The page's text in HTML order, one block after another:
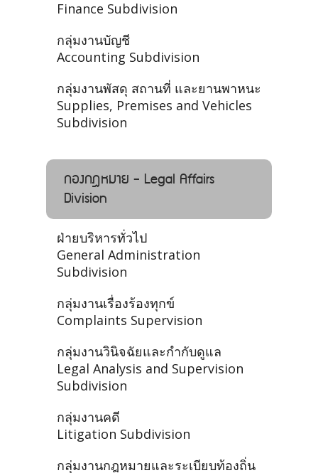
Finance Subdivision
กลุ่มงานบัญชี
Accounting Subdivision
กลุ่มงานพัสดุ สถานที่ และยานพาหนะ
Supplies, Premises and Vehicles
Subdivision
กองกฎหมาย - Legal Affairs
Division
ฝ่ายบริหารทั่วไป
General Administration
Subdivision
กลุ่มงานเรื่องร้องทุกข์
Complaints Supervision
กลุ่มงานวินิจฉัยและกำกับดูแล
Legal Analysis and Supervision
Subdivision
กลุ่มงานคดี
Litigation Subdivision
กลุ่มงานกฎหมายและระเบียบท้องถิ่น